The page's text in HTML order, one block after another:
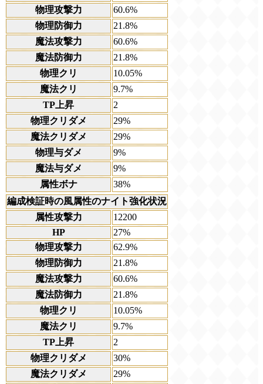
物理攻撃力
60.6%
物理防御力
21.8%
魔法攻撃力
60.6%
魔法防御力
21.8%
物理クリ
10.05%
魔法クリ
9.7%
TP上昇
2
物理クリダメ
29%
魔法クリダメ
29%
物理与ダメ
9%
魔法与ダメ
9%
属性ボナ
38%
編成検証時の風属性のナイト強化状況
属性攻撃力
12200
HP
27%
物理攻撃力
62.9%
物理防御力
21.8%
魔法攻撃力
60.6%
魔法防御力
21.8%
物理クリ
10.05%
魔法クリ
9.7%
TP上昇
2
物理クリダメ
30%
魔法クリダメ
29%